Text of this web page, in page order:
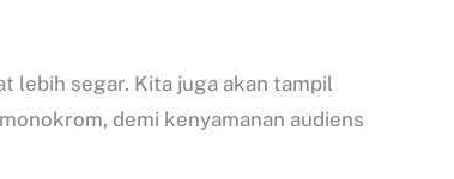
lebih segar. Kita juga akan tampil
demi kenyamanan audiens